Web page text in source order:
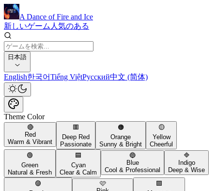
A Dance of Fire and Ice
新しいゲーム 人気のある
日本語
English한국어Tiếng ViệtРусский中文 (简体)
Theme Color
🔴
Red
Warm & Vibrant
🟥
Deep Red
Passionate
🟠
Orange
Sunny & Bright
🟡
Yellow
Cheerful
🟢
Green
Natural & Fresh
🟦
Cyan
Clear & Calm
🔵
Blue
Cool & Professional
🔷
Indigo
Deep & Wise
🟣
🩷
🟪